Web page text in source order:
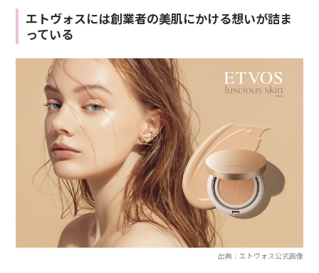
エトヴォスには創業者の美肌にかける想いが詰ま
っている
出典：エトヴォス公式画像